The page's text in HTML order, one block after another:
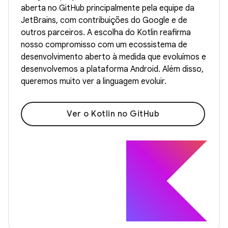
aberta no GitHub principalmente pela equipe da
JetBrains, com contribuições do Google e de
outros parceiros. A escolha do Kotlin reafirma
nosso compromisso com um ecossistema de
desenvolvimento aberto à medida que evoluímos e
desenvolvemos a plataforma Android. Além disso,
queremos muito ver a linguagem evoluir.
Ver o Kotlin no GitHub